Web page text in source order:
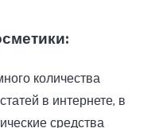
количества
в интернете, в
средства